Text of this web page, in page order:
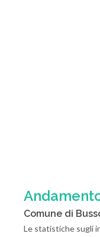
Comune di
Le statistiche sugli